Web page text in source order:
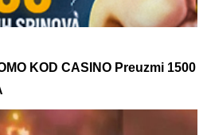
KOD CASINO Preuzmi 1500